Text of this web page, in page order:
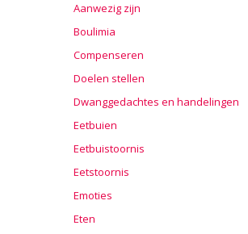
Aanwezig zijn
Boulimia
Compenseren
Doelen stellen
Dwanggedachtes en handelingen
Eetbuien
Eetbuistoornis
Eetstoornis
Emoties
Eten